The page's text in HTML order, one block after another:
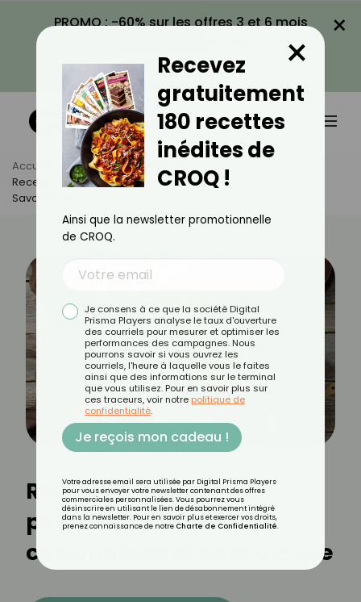
PROMO : -60% sur les offres 3 et 6 mois
VOIR LA PROMO
×
Accueil Actus
Recettes
Recette De Tatin De Poireaux : Fondante, Caramélisée Et
Savoureuse
Recette de tatin de
poireaux : fondante,
caramélisée et savoureuse
Recevez
gratuitement
180 recettes
inédites de
CROQ !
×
Ainsi que la newsletter promotionnelle
de CROQ.
Je consens à ce que la société Digital
Prisma Players analyse le taux d'ouverture
des courriels pour mesurer et optimiser les
performances des campagnes. Nous
pourrons savoir si vous ouvrez les
courriels, l'heure à laquelle vous le faites
ainsi que des informations sur le terminal
que vous utilisez. Pour en savoir plus sur
ces traceurs, voir notre politique de
confidentialité.
Je reçois mon cadeau !
Votre adresse email sera utilisée par Digital Prisma Players
pour vous envoyer votre newsletter contenant des offres
commerciales personnalisées. Vous pourrez vous
désinscrire en utilisant le lien de désabonnement intégré
dans la newsletter. Pour en savoir plus et exercer vos droits,
prenez connaissance de notre Charte de Confidentialité.